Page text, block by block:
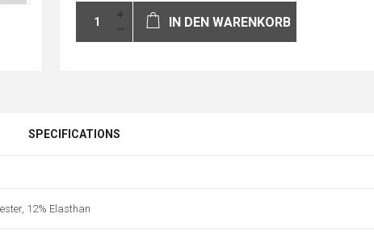
IN DEN WARENKORB
SPECIFICATIONS
12% Elasthan